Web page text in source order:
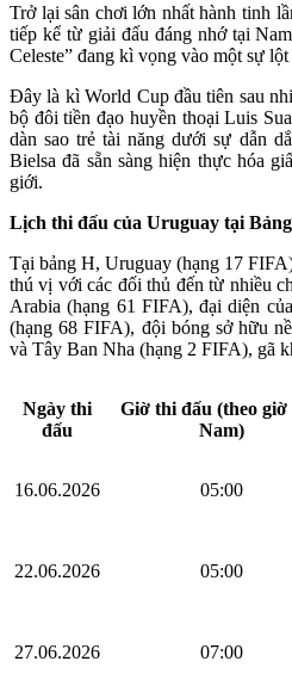
Trở lại sân chơi lớn nhất hành tinh
tiếp kể từ giải đấu đáng nhớ tại
Celeste” đang kì vọng vào một sự
Đây là kì World Cup đầu tiên sau
bộ đôi tiền đạo huyền thoại Luis
dàn sao trẻ tài năng dưới sự dẫn
Bielsa đã sẵn sàng hiện thực hóa
giới.
Lịch thi đấu của Uruguay tại
Tại bảng H, Uruguay (hạng 17
thú vị với các đối thủ đến từ nhiều
Arabia (hạng 61 FIFA), đại diện
(hạng 68 FIFA), đội bóng sở hữu
và Tây Ban Nha (hạng 2 FIFA), gã
Ngày thi
đấu
Giờ thi đấu (theo giờ
Nam)
16.06.2026 05:00
22.06.2026 05:00
27.06.2026 07:00